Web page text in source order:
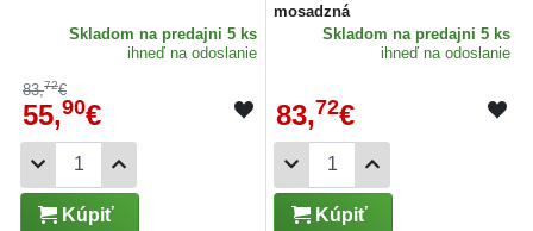
Skladom na predajni 5 ks
ihneď na odoslanie
83,72€
55,90€
Kúpiť
mosadzná
Skladom na predajni 5 ks
ihneď na odoslanie
83,72€
Kúpiť